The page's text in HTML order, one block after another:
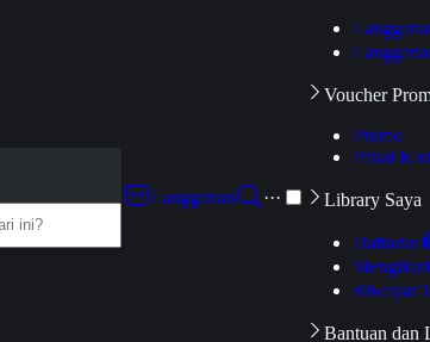
Langganan
···
Voucher
Promo
Pakai
Library Saya
Daftarku
Mengikuti
Riwayat
Bantuan dan